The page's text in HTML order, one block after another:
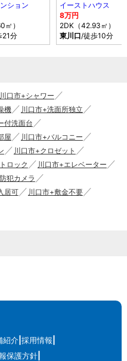
ション
㎡）
21分
イーストハウス
8万円
2DK（42.93㎡）
東川口/徒歩10分
川口市+シャワー
機
川口市+洗面所独立
付洗面台
屋
川口市+バルコニー
川口市+クロゼット
ロック
川口市+エレベーター
犯カメラ
居可
川口市+敷金不要
紹介 採用情報
保護方針